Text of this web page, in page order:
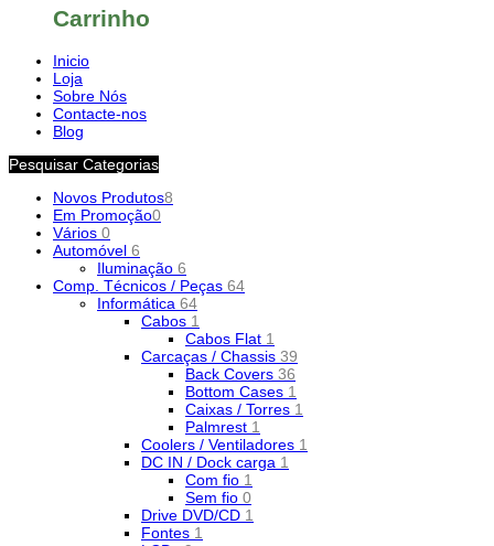
Carrinho
Inicio
Loja
Sobre Nós
Contacte-nos
Blog
Pesquisar Categorias
Novos Produtos8
Em Promoção0
Vários 0
Automóvel 6
Iluminação 6
Comp. Técnicos / Peças 64
Informática 64
Cabos 1
Cabos Flat 1
Carcaças / Chassis 39
Back Covers 36
Bottom Cases 1
Caixas / Torres 1
Palmrest 1
Coolers / Ventiladores 1
DC IN / Dock carga 1
Com fio 1
Sem fio 0
Drive DVD/CD 1
Fontes 1